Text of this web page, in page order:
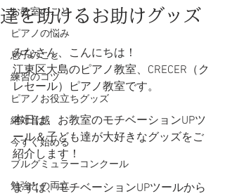
お教室のこと
ピアノの悩み
息子のこと
練習のコツ
ピアノお役立ちグッズ
絶対音感
今すぐ始める
ブルグミュラーコンクール
勉強との両立
達を助けるお助けグッズ
みなさん、こんにちは！
江東区大島のピアノ教室、CRECER（ク
レセール）ピアノ教室です。
本日は、お教室のモチベーションUPツ
ール＆子ども達が大好きなグッズをご
紹介します！
まずは、モチベーションUPツールから